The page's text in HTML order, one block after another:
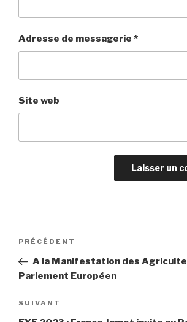
Adresse de messagerie *
Site web
Navigation
l’article
Article
précédent
PRÉCÉDENT
A la Manifestation des
Parlement Européen
Article
suivant
SUIVANT